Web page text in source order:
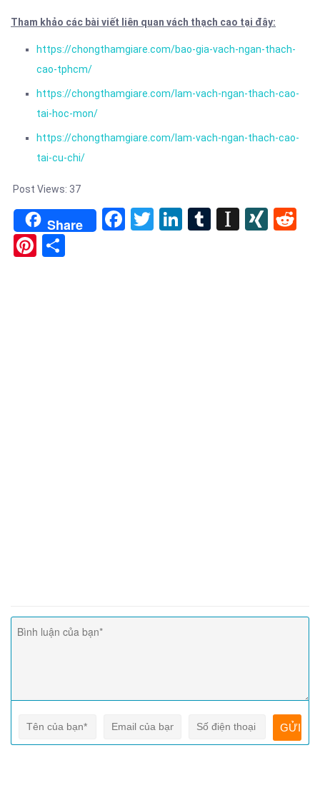
Tham khảo các bài viết liên quan vách thạch cao tại đây:
https://chongthamgiare.com/bao-gia-vach-ngan-thach-
cao-tphcm/
https://chongthamgiare.com/lam-vach-ngan-thach-cao-
tai-hoc-mon/
https://chongthamgiare.com/lam-vach-ngan-thach-cao-
tai-cu-chi/
Post Views: 37
Share Facebook
TwitterLinkedIn
Tumblr
Pinterest